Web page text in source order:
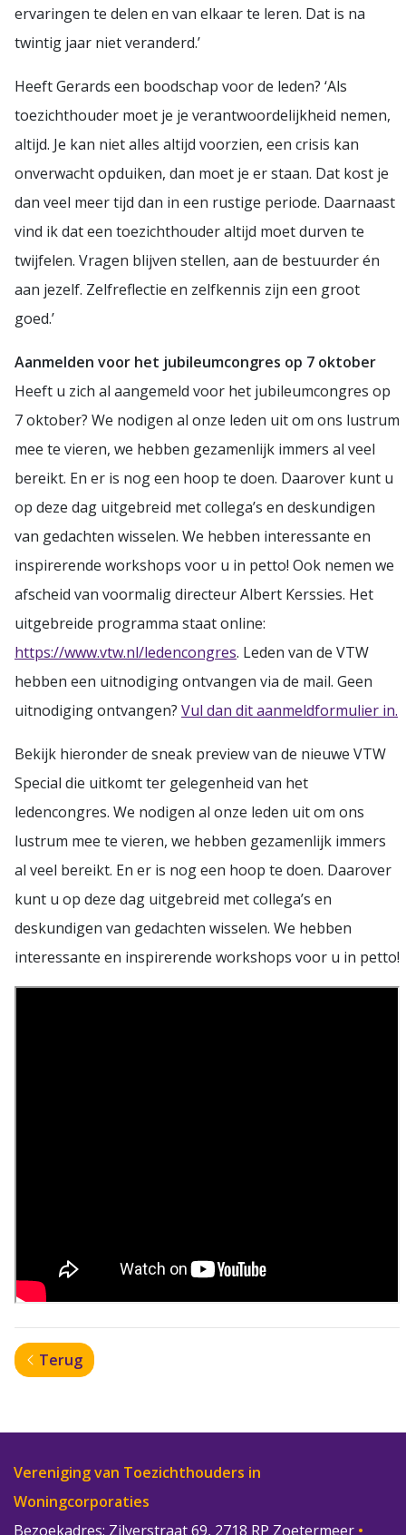
ervaringen te delen en van elkaar te leren. Dat is na
twintig jaar niet veranderd.’
Heeft Gerards een boodschap voor de leden? ‘Als
toezichthouder moet je je verantwoordelijkheid nemen,
altijd. Je kan niet alles altijd voorzien, een crisis kan
onverwacht opduiken, dan moet je er staan. Dat kost je
dan veel meer tijd dan in een rustige periode. Daarnaast
vind ik dat een toezichthouder altijd moet durven te
twijfelen. Vragen blijven stellen, aan de bestuurder én
aan jezelf. Zelfreflectie en zelfkennis zijn een groot
goed.’
Aanmelden voor het jubileumcongres op 7 oktober
Heeft u zich al aangemeld voor het jubileumcongres op
7 oktober? We nodigen al onze leden uit om ons lustrum
mee te vieren, we hebben gezamenlijk immers al veel
bereikt. En er is nog een hoop te doen. Daarover kunt u
op deze dag uitgebreid met collega’s en deskundigen
van gedachten wisselen. We hebben interessante en
inspirerende workshops voor u in petto! Ook nemen we
afscheid van voormalig directeur Albert Kerssies. Het
uitgebreide programma staat online:
https://www.vtw.nl/ledencongres. Leden van de VTW
hebben een uitnodiging ontvangen via de mail. Geen
uitnodiging ontvangen? Vul dan dit aanmeldformulier in.
Bekijk hieronder de sneak preview van de nieuwe VTW
Special die uitkomt ter gelegenheid van het
ledencongres. We nodigen al onze leden uit om ons
lustrum mee te vieren, we hebben gezamenlijk immers
al veel bereikt. En er is nog een hoop te doen. Daarover
kunt u op deze dag uitgebreid met collega’s en
deskundigen van gedachten wisselen. We hebben
interessante en inspirerende workshops voor u in petto!
Terug
Vereniging van Toezichthouders in
Woningcorporaties
Bezoekadres: Zilverstraat 69, 2718 RP Zoetermeer •